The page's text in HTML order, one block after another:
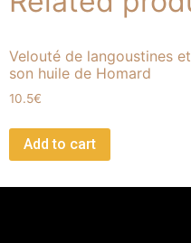
préparé
nos
soins
quantity
Velouté de langoustines et
son huile de Homard
10.5€
Add to cart